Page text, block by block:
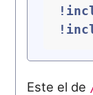
Este el de